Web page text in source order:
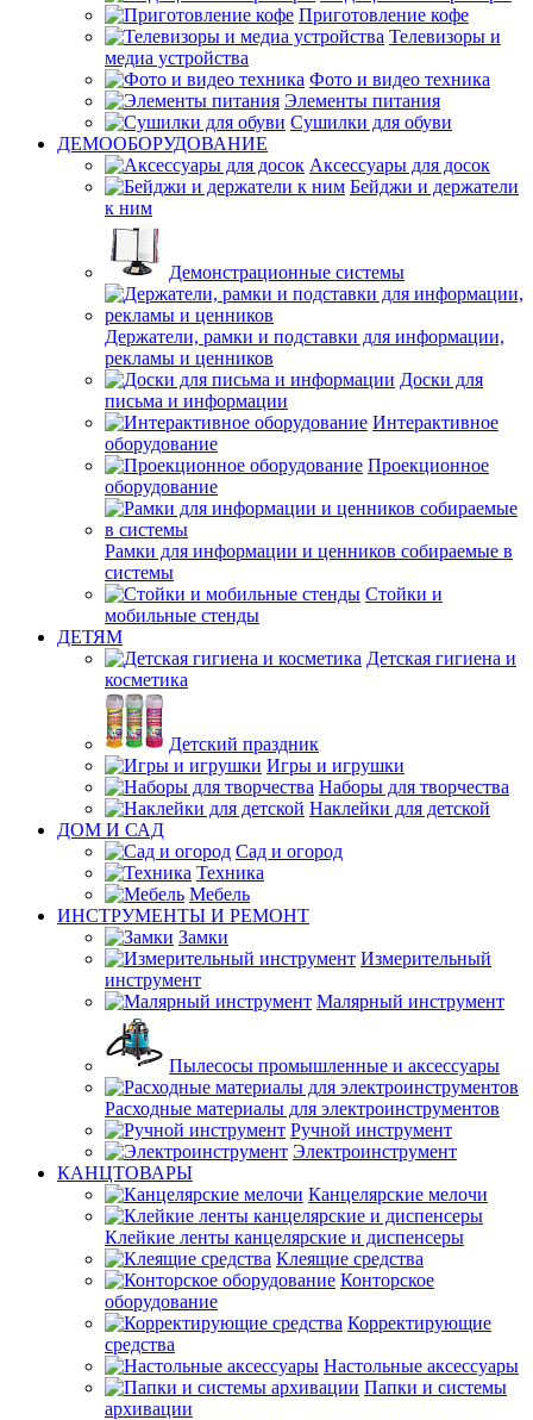
Приготовление кофе
Телевизоры и
медиа устройства
Фото и видео техника
Элементы питания
Сушилки для обуви
ДЕМООБОРУДОВАНИЕ
Аксессуары для досок
Бейджи и держатели
к ним
Демонстрационные системы
Держатели, рамки и подставки для информации,
рекламы и ценников
Доски для
письма и информации
Интерактивное
оборудование
Проекционное
оборудование
Рамки для информации и ценников собираемые в
системы
Стойки и
мобильные стенды
ДЕТЯМ
Детская гигиена и
косметика
Детский праздник
Игры и игрушки
Наборы для творчества
Наклейки для детской
ДОМ И САД
Сад и огород
Техника
Мебель
ИНСТРУМЕНТЫ И РЕМОНТ
Замки
Измерительный
инструмент
Малярный инструмент
Пылесосы промышленные и аксессуары
Расходные материалы для электроинструментов
Ручной инструмент
Электроинструмент
КАНЦТОВАРЫ
Канцелярские мелочи
Клейкие ленты канцелярские и диспенсеры
Клеящие средства
Конторское
оборудование
Корректирующие
средства
Настольные аксессуары
Папки и системы
архивации